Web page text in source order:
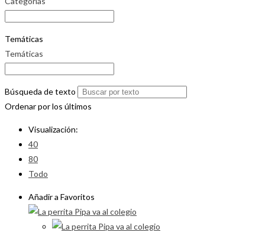
Temáticas
Temáticas
Búsqueda de texto
Ordenar por los últimos
Visualización:
40
80
Todo
Añadir a Favoritos